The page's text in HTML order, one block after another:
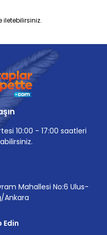
iletebilirsiniz.
10:00 - 17:00 saatleri
Mahallesi No:6 Ulus-
Ankara
Edin